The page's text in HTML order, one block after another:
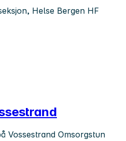
Helse Bergen HF
Vossestrand Omsorgstun